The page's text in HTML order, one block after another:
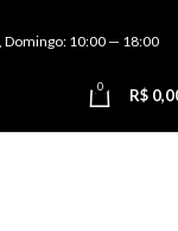
Domingo: 10:00 — 18:00
0 R$